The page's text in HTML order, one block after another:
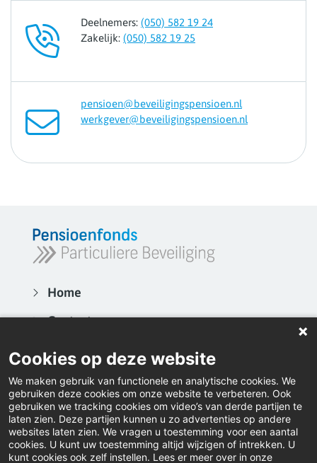
Deelnemers: (050) 582 19 24
Zakelijk: (050) 582 19 25
pensioen@beveiligingspensioen.nl
werkgever@beveiligingspensioen.nl
Home
Contact
Actueel
Video's
Inloggen
Downloads
Cookies op deze website
We maken gebruik van functionele en analytische cookies. We
gebruiken deze cookies om onze website te verbeteren. Ook
gebruiken we tracking cookies om video’s van derde partijen te
laten zien. Deze partijen kunnen u zo advertenties op andere
websites laten zien. We vragen u toestemming voor een aantal
cookies. U kunt uw toestemming altijd wijzigen of intrekken. U
kunt cookies ook zelf instellen. Lees er meer over in onze